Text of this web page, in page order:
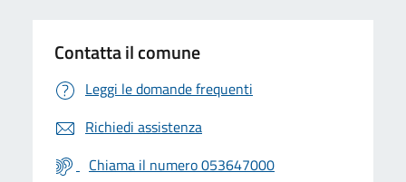
Contatta il comune
Leggi le domande frequenti
Richiedi assistenza
Chiama il numero 053647000